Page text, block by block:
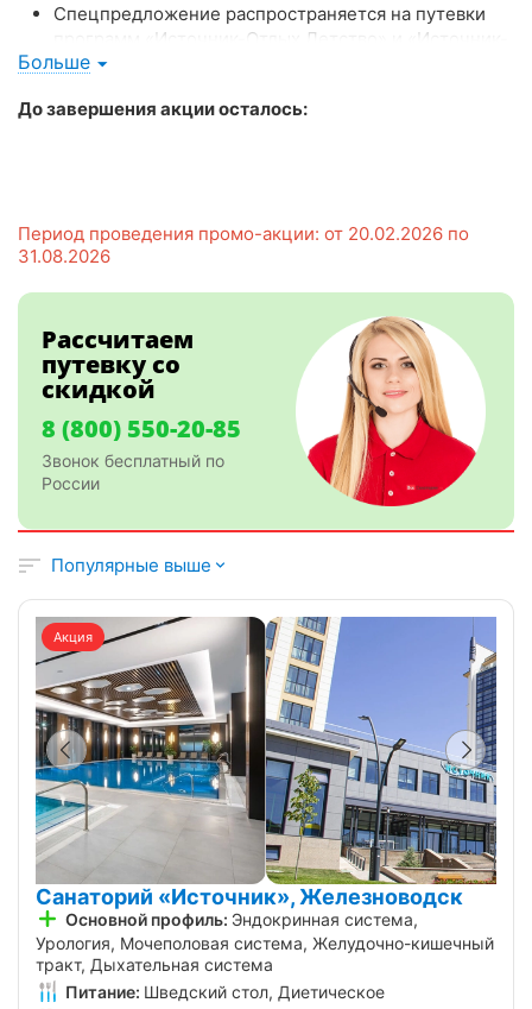
Спецпредложение распространяется на путевки
программ «Источник-Отдых Детство» и «Источник-
Отдых Детство Лайт»
Больше
До завершения акции осталось:
Период проведения промо-акции: от 20.02.2026 по
31.08.2026
Рассчитаем
путевку со
скидкой
8 (800) 550-20-85
Звонок бесплатный по
России
Популярные выше
Акция
Санаторий «Источник», Железноводск
Основной профиль: Эндокринная система,
Урология, Мочеполовая система, Желудочно-кишечный
тракт, Дыхательная система
Питание: Шведский стол, Диетическое